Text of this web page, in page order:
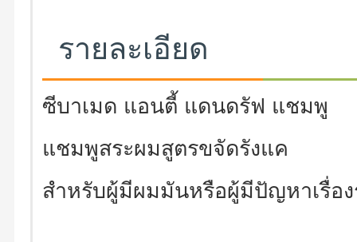
รายละเอียด
ซีบาเมด แอนตี้ แดนดรัฟ แชมพู
แชมพูสระผมสูตรขจัดรังแค
สำหรับผู้มีผมมันหรือผู้มีปัญหาเรื่อง